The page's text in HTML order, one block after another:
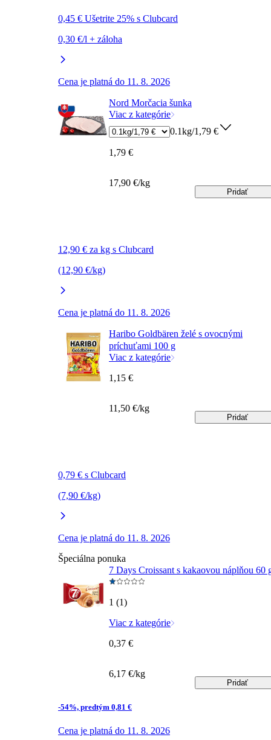
0,45 € Ušetrite 25% s Clubcard
0,30 €/l + záloha
Cena je platná do 11. 8. 2026
Nord Morčacia šunka
Viac z kategórie
12,90 € za kg s Clubcard
(12,90 €/kg)
Cena je platná do 11. 8. 2026
0.1kg/1,79 €
1,79 €
17,90 €/kg
Pridať
Haribo Goldbären želé s ovocnými
príchuťami 100 g
Viac z kategórie
0,79 € s Clubcard
(7,90 €/kg)
Cena je platná do 11. 8. 2026
1,15 €
11,50 €/kg
Pridať
Špeciálna ponuka
7 Days Croissant s kakaovou náplňou 60
1 (1)
Viac z kategórie
-54%, predtým 0,81 €
Cena je platná do 11. 8. 2026
0,37 €
6,17 €/kg
Pridať